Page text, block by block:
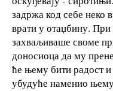
задржа код себе неко
врати у отаџбину.
захваљиваше своме
доносиоца да му
ће њему бити радост и
убудуће наменио